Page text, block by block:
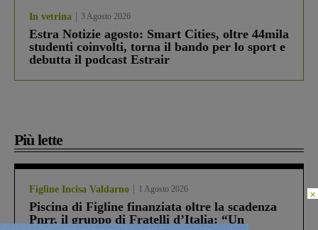
In vetrina 3 Agosto 2026
Estra Notizie agosto: Smart Cities, oltre 44mila
studenti coinvolti, torna il bando per lo sport e
debutta il podcast Estrair
Più lette
Figline Incisa Valdarno 1 Agosto 2026
Piscina di Figline finanziata oltre la scadenza
Pnrr, il gruppo di Fratelli d’Italia: “Un
×